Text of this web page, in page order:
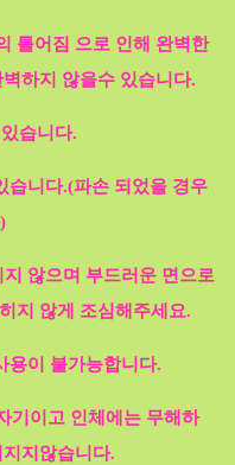
틀어짐 으로 인해 완벽한
하지 않을수 있습니다.
습니다.
습니다.(파손 되었을 경우
않으며 부드러운 면으로
지 않게 조심해주세요.
용이 불가능합니다.
기이고 인체에는 무해하
지않습니다.